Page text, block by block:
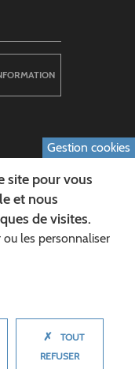
L'AISNE
Gestion cookies
site pour vous
et nous
de visites.
ou les personnaliser
✗
TOUT
REFUSER